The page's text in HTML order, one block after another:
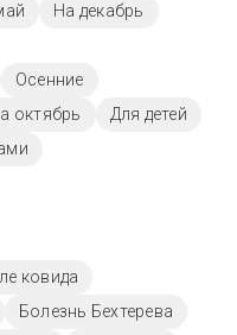
На декабрь
Осенние
октябрь
Для детей
ковида
Болезнь Бехтерева